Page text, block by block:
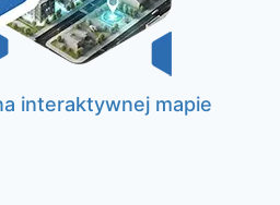
interaktywnej mapie